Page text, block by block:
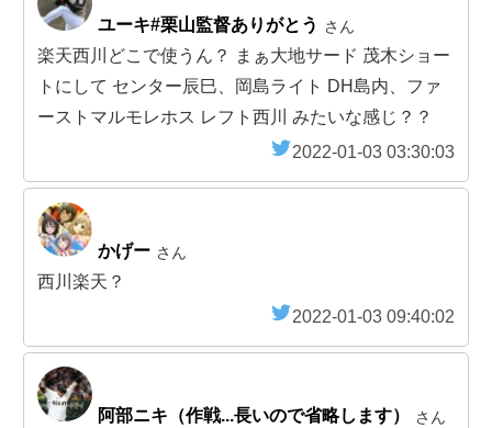
ユーキ#栗山監督ありがとう さん
楽天西川どこで使うん？ まぁ大地サード 茂木ショー
トにして センター辰巳、岡島ライト DH島内、ファ
ーストマルモレホス レフト西川 みたいな感じ？？
2022-01-03 03:30:03
かげー さん
西川楽天？
2022-01-03 09:40:02
阿部ニキ（作戦...長いので省略します） さん